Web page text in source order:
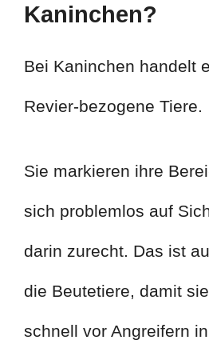
Kaninchen?
Bei Kaninchen handelt
Revier-bezogene Tiere.
Sie markieren ihre
sich problemlos auf
darin zurecht. Das ist
die Beutetiere, damit
schnell vor Angreifern